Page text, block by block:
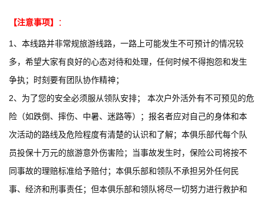
【注意事项】 ：
1、本线路并非常规旅游线路，一路上可能发生不可预计的情况较
多，希望大家有良好的心态对待和处理，任何时候不得抱怨和发生
争执；时刻要有团队协作精神；
2、为了您的安全必须服从领队安排； 本次户外活外有不可预见的危
险（如跌倒、摔伤、中暑、迷路等）；报名者应对自己的身体和本
次活动的路线及危险程度有清楚的认识和了解；本俱乐部代每个队
员投保十万元的旅游意外伤害险；当事故发生时，保险公司将按不
同事故的理赔标准给予赔付；本俱乐部和领队不承担另外任何民
事、经济和刑事责任；但本俱乐部和领队将尽一切努力进行救护和